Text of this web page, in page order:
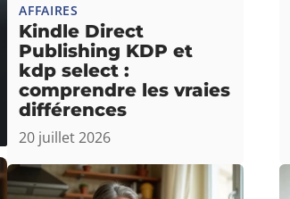
AFFAIRES
Kindle Direct
Publishing KDP et
kdp select :
comprendre les vraies
différences
20 juillet 2026